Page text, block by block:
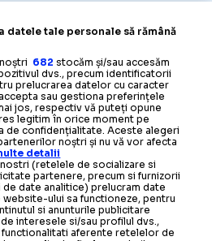
datele tale personale să rămână
682 stocăm și/sau accesăm
dvs., precum identificatorii
prelucrarea datelor cu caracter
sau gestiona preferințele
jos, respectiv vă puteți opune
legitim în orice moment pe
de confidențialitate. Aceste alegeri
noștri și nu vă vor afecta
detalii
(retelele de socializare si
partenere, precum si furnizorii
date analitice) prelucram date
ului sa functioneze, pentru
si anunturile publicitare
interesele si/sau profilul dvs.,
functionalitati aferente retelelor de